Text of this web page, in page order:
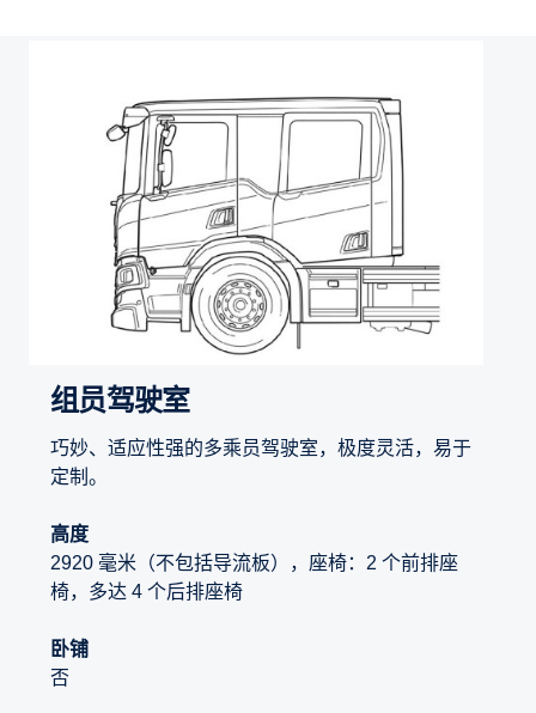
组员驾驶室
巧妙、适应性强的多乘员驾驶室，极度灵活，易于
定制。
高度
2920 毫米（不包括导流板），座椅：2 个前排座
椅，多达 4 个后排座椅
卧铺
否